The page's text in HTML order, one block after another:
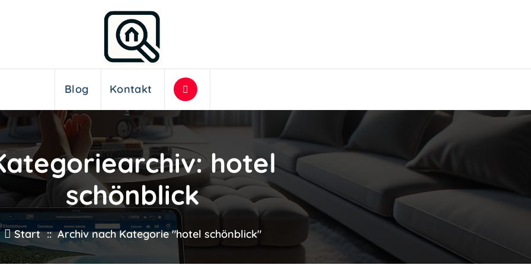
Blog Kontakt
hotel
schönblick
Start :: Archiv nach Kategorie "hotel schönblick"